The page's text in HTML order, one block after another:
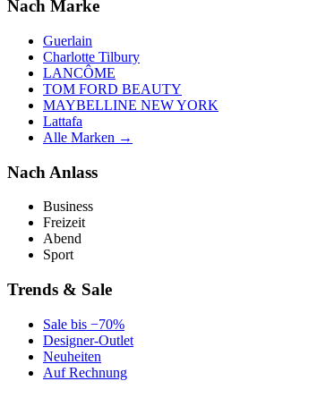
Nach Marke
Guerlain
Charlotte Tilbury
LANCÔME
TOM FORD BEAUTY
MAYBELLINE NEW YORK
Lattafa
Alle Marken →
Nach Anlass
Business
Freizeit
Abend
Sport
Trends & Sale
Sale bis −70%
Designer-Outlet
Neuheiten
Auf Rechnung